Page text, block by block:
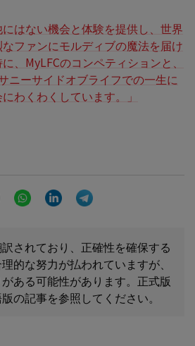
にはない機会と体験を提供し、世界
ファンにモルディブの魔法を届け
、MyLFCのコンペティションと、
ニーサイドオブライフでの一生に
わくわくしています。」
Email WhatsAppLinkedIn
されており、正確性を確保する
的な努力が払われていますが、
ある可能性があります。正式版
の記事を参照してください。